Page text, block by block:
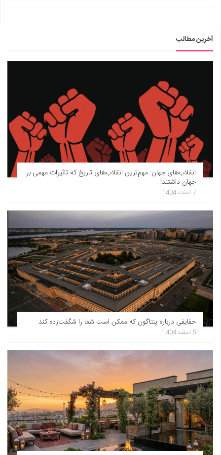
آخرین مطالب
انقلاب‌های جهان: مهم‌ترین انقلاب‌های تاریخ که تاثیرات مهمی بر
جهان داشتند!
7 اسفند 1404
حقایقی درباره پنتاگون که ممکن است شما را شگفت‌زده کند
5 اسفند 1404